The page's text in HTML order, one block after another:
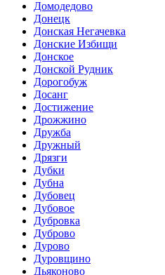
Домодедово
Донецк
Донская Негачевка
Донские Избищи
Донское
Донской Рудник
Дорогобуж
Досанг
Достижение
Дрожжино
Дружба
Дружный
Дрязги
Дубки
Дубна
Дубовец
Дубовое
Дубровка
Дуброво
Дурово
Дуровщино
Дьяконово